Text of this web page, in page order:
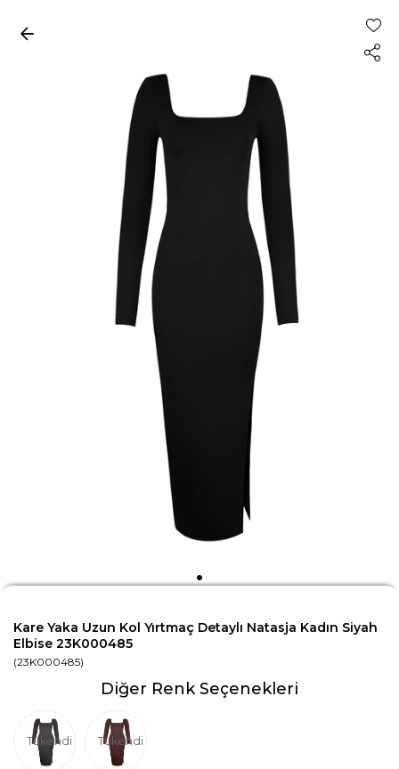
Kare Yaka Uzun Kol Yırtmaç Detaylı Natasja Kadın Siyah
Elbise 23K000485
(23K000485)
Diğer Renk Seçenekleri
Tükendi Tükendi